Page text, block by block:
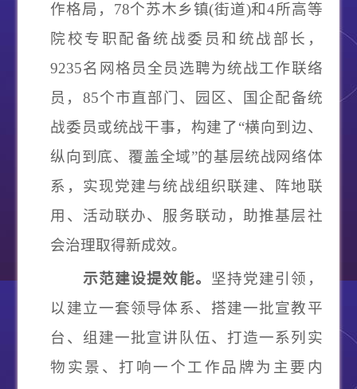
作格局，78个苏木乡镇(街道)和4所高等
院校专职配备统战委员和统战部长，
9235名网格员全员选聘为统战工作联络
员，85个市直部门、园区、国企配备统
战委员或统战干事，构建了“横向到边、
纵向到底、覆盖全域”的基层统战网络体
系，实现党建与统战组织联建、阵地联
用、活动联办、服务联动，助推基层社
会治理取得新成效。
示范建设提效能。
坚持党建引领，
以建立一套领导体系、搭建一批宣教平
台、组建一批宣讲队伍、打造一系列实
物实景、打响一个工作品牌为主要内